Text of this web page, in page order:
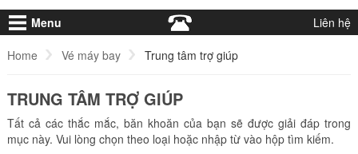
Menu Liên hệ
Home Vé máy bay Trung tâm trợ giúp
TRUNG TÂM TRỢ GIÚP
Tất cả các thắc mắc, băn khoăn của bạn sẽ được giải đáp trong
mục này. Vui lòng chọn theo loại hoặc nhập từ vào hộp tìm kiếm.